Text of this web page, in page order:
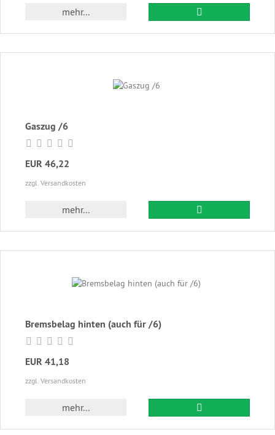
mehr...
Gaszug /6
EUR 46,22
zzgl. Versandkosten
mehr...
Bremsbelag hinten (auch für /6)
EUR 41,18
zzgl. Versandkosten
mehr...